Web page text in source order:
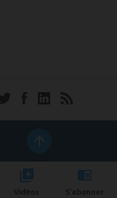
Vidéos S'abonner